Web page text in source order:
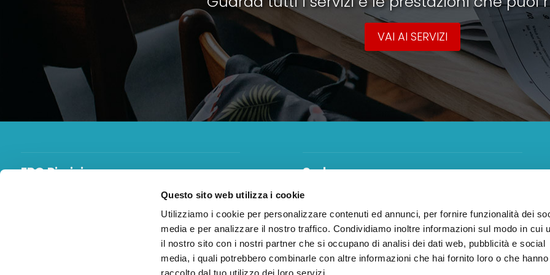
Questo sito web utilizza i cookie
Utilizziamo i cookie per personalizzare contenuti ed annunci, per fornire funzionalità dei
media e per analizzare il nostro traffico. Condividiamo inoltre informazioni sul modo in cui
il nostro sito con i nostri partner che si occupano di analisi dei dati web, pubblicità e social
media, i quali potrebbero combinarle con altre informazioni che hai fornito loro o che hanno
VAI AI SERVIZI
EBC Rimini
Ente Bilaterale Territoriale del Terziario della
Organismo Paritetico Prov. della Sicurezza
Sede
Viale Italia 9/11 - 47921 Rimini
Telefono:0541 743622
Email: info@ebcrimini.it
PEC: ebcrimini@pec.it
PEC OPP: opprimini@pec.it